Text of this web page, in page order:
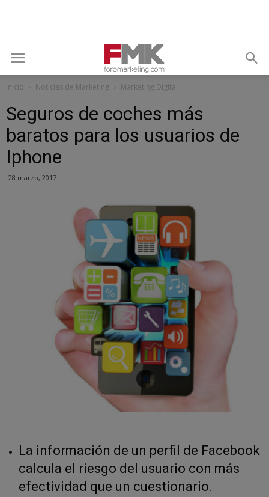
Inicio Noticias de Marketing Marketing Digital
Seguros de coches más
baratos para los usuarios de
Iphone
28 marzo, 2017
La información de un perfil de Facebook
calcula el riesgo del usuario con más
efectividad que un cuestionario.